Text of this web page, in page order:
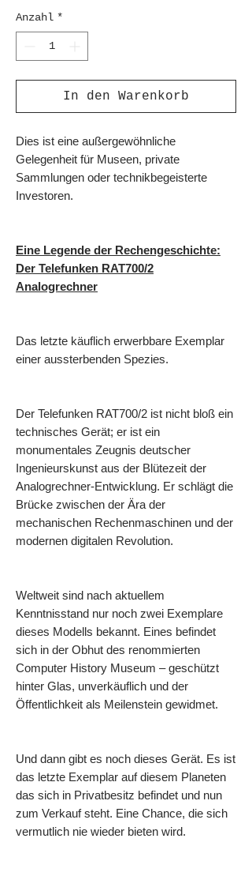
Anzahl *
In den Warenkorb
Dies ist eine außergewöhnliche
Gelegenheit für Museen, private
Sammlungen oder technikbegeisterte
Investoren.
Eine Legende der Rechengeschichte:
Der Telefunken RAT700/2
Analogrechner
Das letzte käuflich erwerbbare Exemplar
einer aussterbenden Spezies.
Der Telefunken RAT700/2 ist nicht bloß ein
technisches Gerät; er ist ein
monumentales Zeugnis deutscher
Ingenieurskunst aus der Blütezeit der
Analogrechner-Entwicklung. Er schlägt die
Brücke zwischen der Ära der
mechanischen Rechenmaschinen und der
modernen digitalen Revolution.
Weltweit sind nach aktuellem
Kenntnisstand nur noch zwei Exemplare
dieses Modells bekannt. Eines befindet
sich in der Obhut des renommierten
Computer History Museum – geschützt
hinter Glas, unverkäuflich und der
Öffentlichkeit als Meilenstein gewidmet.
Und dann gibt es noch dieses Gerät. Es ist
das letzte Exemplar auf diesem Planeten
das sich in Privatbesitz befindet und nun
zum Verkauf steht. Eine Chance, die sich
vermutlich nie wieder bieten wird.